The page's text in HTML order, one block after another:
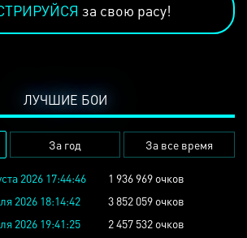
за свою расу!
ЛУЧШИЕ БОИ
За год За все время
2026 17:44:46
1 936 969 очков
2026 18:14:42
3 852 059 очков
2026 19:41:25
2 457 532 очков